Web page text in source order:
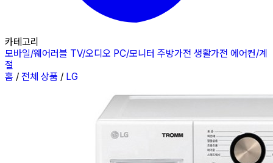
카테고리
모바일/웨어러블 TV/오디오 PC/모니터 주방가전 생활가전 에어컨/계
절
홈 / 전체 상품 / LG